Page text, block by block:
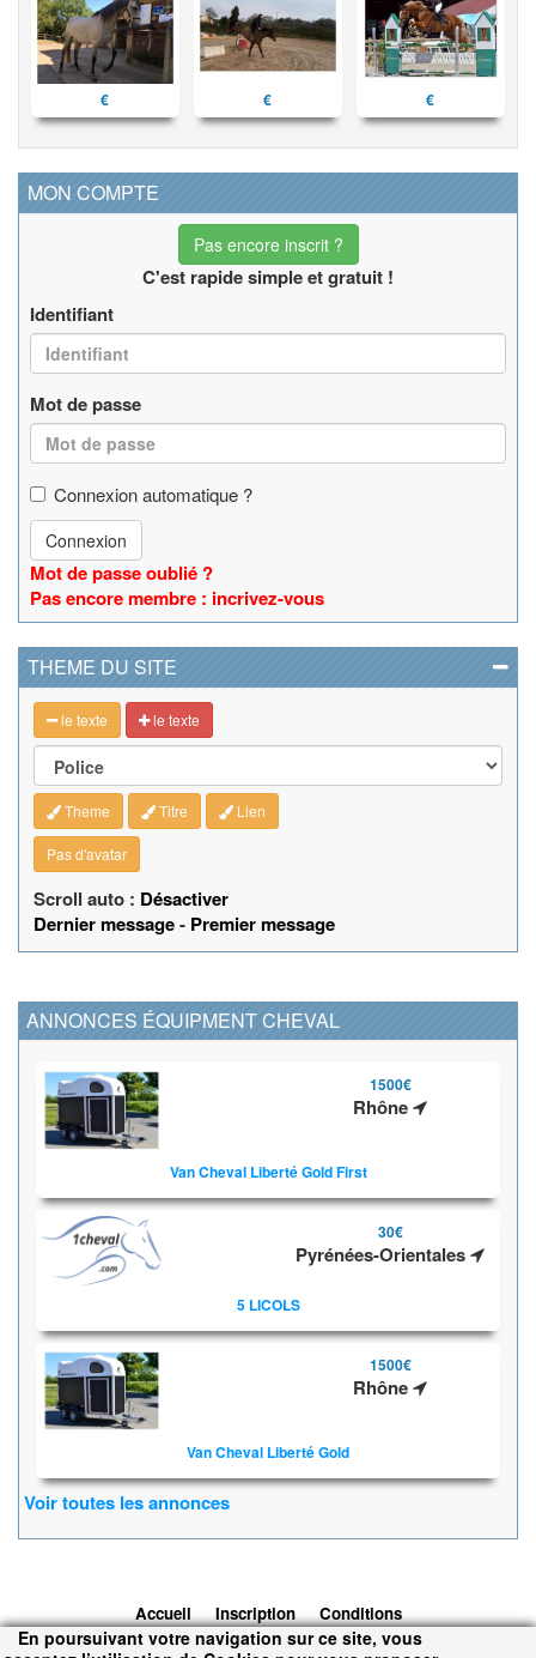
€ € €
MON COMPTE
Pas encore inscrit ?
C'est rapide simple et gratuit !
Identifiant
Mot de passe
Connexion automatique ?
Connexion
Mot de passe oublié ?
Pas encore membre : incrivez-vous
THEME DU SITE
le texte le texte
Theme Titre Lien
Pas d'avatar
Scroll auto : Désactiver
Dernier message- Premier message
ANNONCES ÉQUIPMENT CHEVAL
1500€
Rhône
Van Cheval Liberté Gold First
30€
Pyrénées-Orientales
5 LICOLS
1500€
Rhône
Van Cheval Liberté Gold
Voir toutes les annonces
Accueil Inscription
Conditions
d'utilisation
Contacts © 2026 1cheval.com
Ecurie Virtuelle -
En poursuivant votre navigation sur ce site, vous